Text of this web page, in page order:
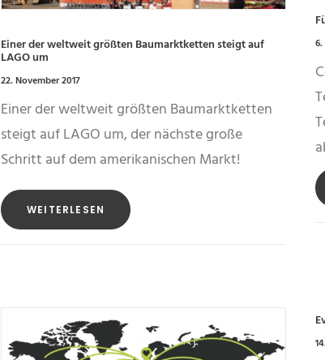
Einer der weltweit größten Baumarktketten steigt auf
LAGO um
22. November 2017
Einer der weltweit größten Baumarktketten
steigt auf LAGO um, der nächste große
Schritt auf dem amerikanischen Markt!
WEITERLESEN